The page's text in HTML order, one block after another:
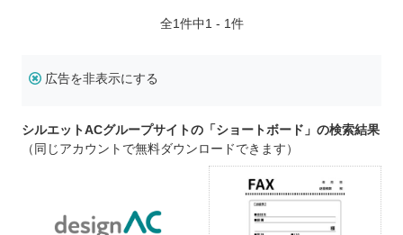
全1件中1 - 1件
広告を非表示にする
シルエットACグループサイトの「ショートボード」の検索結果
（同じアカウントで無料ダウンロードできます）